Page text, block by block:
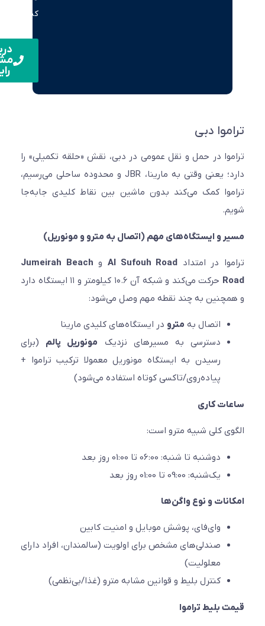
مشاوره
دبی
در حمل و نقل عمومی در دبی، نقش «حلقه تکمیلی» را
دارد؛ یعنی وقتی به مارینا، JBR و محدوده ساحلی می‌رسیم،
کمک می‌کند بدون ماشین بین نقاط کلیدی جابه‌جا
و ایستگاه‌های مهم (اتصال به مترو و مونوریل)
در امتدادAl Sufouh RoadوJumeirah Beach
حرکت می‌کند و شبکه آن ۱۰.۶ کیلومتر و ۱۱ ایستگاه دارد
به چند نقطه مهم وصل می‌شود:
اتصال بهمترودر ایستگاه‌های کلیدی مارینا
دسترسی به مسیرهای نزدیک
مونوریل پالم(برای
رسیدن به ایستگاه مونوریل معمولا ترکیب تراموا +
پیاده‌روی/تاکسی کوتاه استفاده می‌شود)
کاری
کلی شبیه مترو است:
دوشنبه تا شنبه: 06:00 تا 01:00 روز بعد
یک‌شنبه: 09:00 تا 01:00 روز بعد
و نوع واگن‌ها
وای‌فای، پوشش موبایل و امنیت کابین
صندلی‌های مشخص برای اولویت (سالمندان، افراد دارای
معلولیت)
کنترل بلیط و قوانین مشابه مترو (غذا/بی‌نظمی)
بلیط تراموا